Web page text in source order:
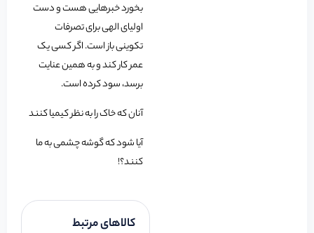
بخورد خبرهایی هست و دست
اولیای الهی برای تصرفات
تکوینی باز است. اگر کسی یک
عمر کار کند و به همین عنایت
برسد، سود کرده است.
آنان که خاک را به نظر کیمیا کنند
آیا شود که گوشه چشمی به ما
کنند؟!
کالاهای مرتبط